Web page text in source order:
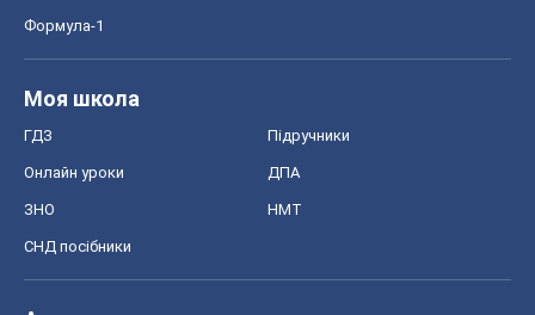
Формула-1
Моя школа
ГДЗ Підручники
Онлайн уроки ДПА
ЗНО НМТ
СНД посібники